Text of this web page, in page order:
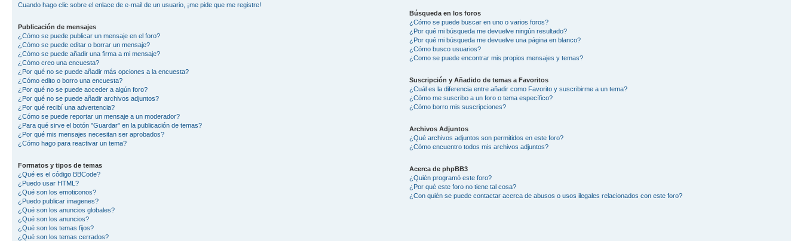
Cuando hago clic sobre el enlace de e-mail de un usuario, ¡me pide que me registre!
Publicación de mensajes
¿Cómo se puede publicar un mensaje en el foro?
¿Cómo se puede editar o borrar un mensaje?
¿Cómo se puede añadir una firma a mi mensaje?
¿Cómo creo una encuesta?
¿Por qué no se puede añadir más opciones a la encuesta?
¿Cómo edito o borro una encuesta?
¿Por qué no se puede acceder a algún foro?
¿Por qué no se puede añadir archivos adjuntos?
¿Por qué recibí una advertencia?
¿Cómo se puede reportar un mensaje a un moderador?
¿Para qué sirve el botón "Guardar" en la publicación de temas?
¿Por qué mis mensajes necesitan ser aprobados?
¿Cómo hago para reactivar un tema?
Formatos y tipos de temas
¿Qué es el código BBCode?
¿Puedo usar HTML?
¿Qué son los emoticonos?
¿Puedo publicar imagenes?
¿Qué son los anuncios globales?
¿Qué son los anuncios?
¿Qué son los temas fijos?
¿Qué son los temas cerrados?
Búsqueda en los foros
¿Cómo se puede buscar en uno o varios foros?
¿Por qué mi búsqueda me devuelve ningún resultado?
¿Por qué mi búsqueda me devuelve una página en blanco?
¿Cómo busco usuarios?
¿Como se puede encontrar mis propios mensajes y temas?
Suscripción y Añadido de temas a Favoritos
¿Cuál es la diferencia entre añadir como Favorito y suscribirme a un tema?
¿Cómo me suscribo a un foro o tema específico?
¿Cómo borro mis suscripciones?
Archivos Adjuntos
¿Qué archivos adjuntos son permitidos en este foro?
¿Cómo encuentro todos mis archivos adjuntos?
Acerca de phpBB3
¿Quién programó este foro?
¿Por qué este foro no tiene tal cosa?
¿Con quién se puede contactar acerca de abusos o usos ilegales relacionados con este foro?